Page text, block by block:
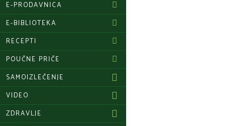
E-PRODAVNICA
E-BIBLIOTEKA
RECEPTI
POUČNE PRIČE
SAMOIZLEČENJE
VIDEO
ZDRAVLJE